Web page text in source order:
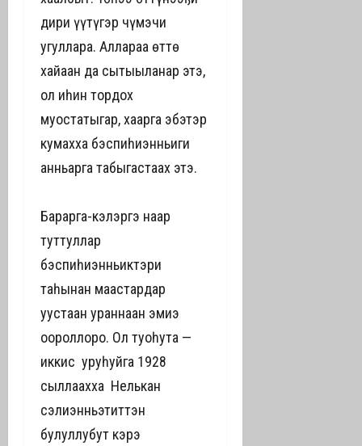
дириҥ үүтүгэр чүмэчи
угуллара. Аллараа өттө
хайаан да сытыыланар этэ,
ол иһин тордох
муостатыгар, хаарга эбэтэр
кумахха бэспиһиэнньиги
анньарга табыгастаах этэ.
Барарга-кэлэргэ наар
туттуллар
бэспиһиэнньиктэри
таһынан маастардар
уустаан ураннаан эмиэ
оҥороллоро. Ол туоһута —
иккис уруһуйга 1928
сыллаахха Нелькан
сэлиэнньэтиттэн
булуллубут кэрэ